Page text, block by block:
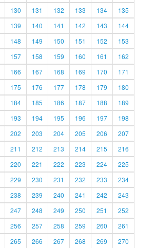
130 131 132 133 134
135
139 140 141 142 143
144
148 149 150 151 152
153
157 158 159 160 161
162
166 167 168 169 170
171
175 176 177 178 179
180
184 185 186 187 188
189
193 194 195 196 197
198
202 203 204 205 206
207
211 212 213 214 215
216
220 221 222 223 224
225
229 230 231 232 233
234
238 239 240 241 242
243
247 248 249 250 251
252
256 257 258 259 260
261
265 266 267 268 269 270